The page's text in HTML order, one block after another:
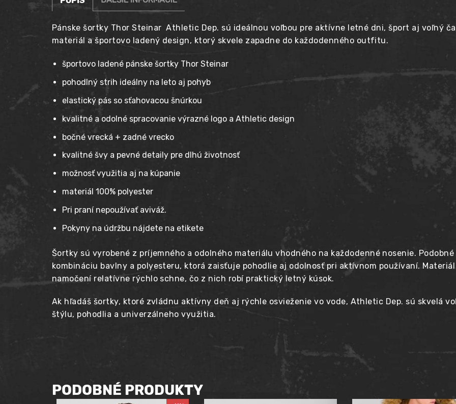
Pánske šortky Thor Steinar Athletic Dep. sú ideálnou voľbou pre aktívne letné dni, šport aj voľný
materiál a športovo ladený design, ktorý skvele zapadne do každodenného outfitu.
športovo ladené pánske šortky Thor Steinar
pohodlný strih ideálny na leto aj pohyb
elastický pás so sťahovacou šnúrkou
kvalitné a odolné spracovanie výrazné logo a Athletic design
bočné vrecká + zadné vrecko
kvalitné švy a pevné detaily pre dlhú životnosť
možnosť využitia aj na kúpanie
materiál 100% polyester
Pri praní nepoužívať aviváž.
Pokyny na údržbu nájdete na etikete
Šortky sú vyrobené z príjemného a odolného materiálu vhodného na každodenné nosenie.
kombináciu bavlny a polyesteru, ktorá zaisťuje pohodlie aj odolnosť pri aktívnom používaní.
namočení relatívne rýchlo schne, čo z nich robí praktický letný kúsok.
Ak hľadáš šortky, ktoré zvládnu aktívny deň aj rýchle osvieženie vo vode, Athletic Dep. sú skvelá
štýlu, pohodlia a univerzálneho využitia.
PODOBNÉ PRODUKTY